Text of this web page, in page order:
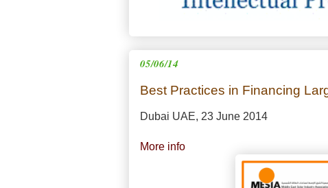
05/06/14
Best Practices in Financing
Dubai UAE, 23 June 2014
More info